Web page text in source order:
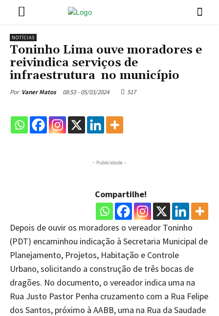
NOTÍCIAS
Toninho Lima ouve moradores e
reivindica serviços de
infraestrutura no município
Por Vaner Matos 08:53 - 05/03/2024 517
- Publicidade -
Compartilhe!
Depois de ouvir os moradores o vereador Toninho
(PDT) encaminhou indicação à Secretaria Municipal de
Planejamento, Projetos, Habitação e Controle
Urbano, solicitando a construção de três bocas de
dragões. No documento, o vereador indica uma na
Rua Justo Pastor Penha cruzamento com a Rua Felipe
dos Santos, próximo à AABB, uma na Rua da Saudade